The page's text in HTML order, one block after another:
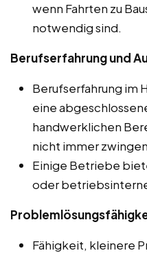
wenn Fahrten zu
notwendig sind.
Berufserfahrung und
Berufserfahrung im
eine
handwerklichen
nicht immer
Einige Betriebe
oder
Fähigkeit, kleinere